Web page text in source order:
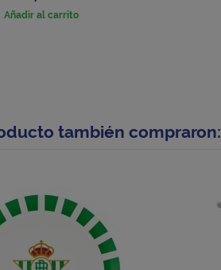
Añadir al carrito
también compraron: